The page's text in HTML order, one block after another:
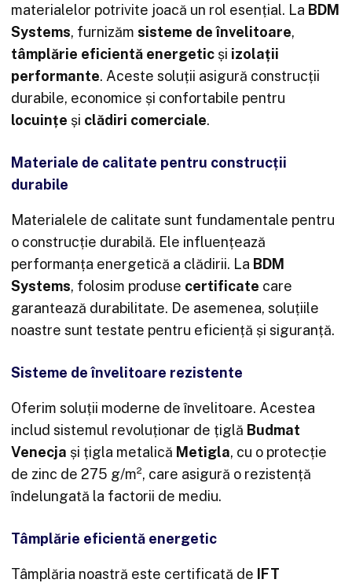
materialelor potrivite joacă un rol esențial. La BDM
Systems, furnizăm sisteme de învelitoare,
tâmplărie eficientă energeticși izolații
performante. Aceste soluții asigură construcții
durabile, economice și confortabile pentru
locuințe și clădiri comerciale.
Materiale de calitate pentru construcții
durabile
Materialele de calitate sunt fundamentale pentru
o construcție durabilă. Ele influențează
performanța energetică a clădirii. La BDM
Systems, folosim produse certificate care
garantează durabilitate. De asemenea, soluțiile
noastre sunt testate pentru eficiență și siguranță.
Sisteme de învelitoare rezistente
Oferim soluții moderne de învelitoare. Acestea
includ sistemul revoluționar de țiglă Budmat
Venecja și țigla metalică Metigla, cu o protecție
de zinc de 275 g/m², care asigură o rezistență
îndelungată la factorii de mediu.
Tâmplărie eficientă energetic
Tâmplăria noastră este certificată de IFT